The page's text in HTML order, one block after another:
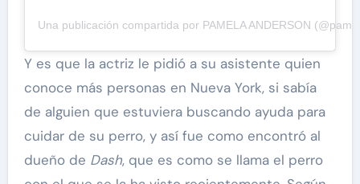
Una publicación compartida por PAMELA ANDERSON
Y es que la actriz le pidió a su asistente quien
conoce más personas en Nueva York, si sabía
de alguien que estuviera buscando ayuda para
cuidar de su perro, y así fue como encontró al
dueño de Dash, que es como se llama el perro